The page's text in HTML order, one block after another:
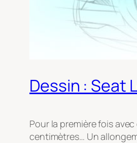
Dessin : Seat
Pour la première fois
centimètres… Un